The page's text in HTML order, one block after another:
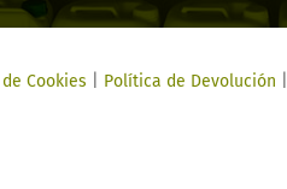
Cookies Política de Devolución